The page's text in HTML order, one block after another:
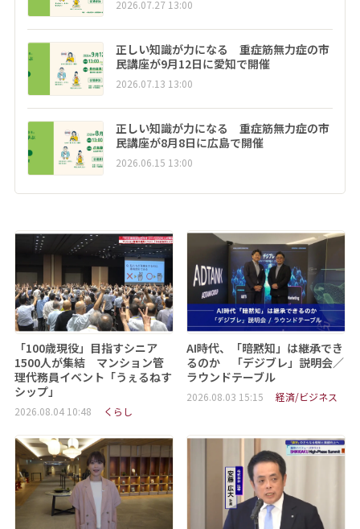
2026.07.27 13:00
正しい知識が力になる 重症筋無力症の市
民講座が9月12日に愛知で開催
2026.07.13 13:00
正しい知識が力になる 重症筋無力症の市
民講座が8月8日に広島で開催
2026.06.15 13:00
「100歳現役」目指すシニア
1500人が集結 マンション管
理代務員イベント「うぇるねす
シップ」
2026.08.04 10:48 くらし
AI時代、「暗黙知」は継承でき
るのか 「デジブレ」説明会／
ラウンドテーブル
2026.08.03 15:15 経済/ビジネス